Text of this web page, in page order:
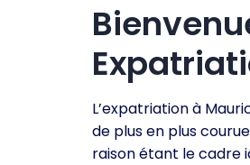
L’expatriation à
de plus en plus
raison étant le cadre